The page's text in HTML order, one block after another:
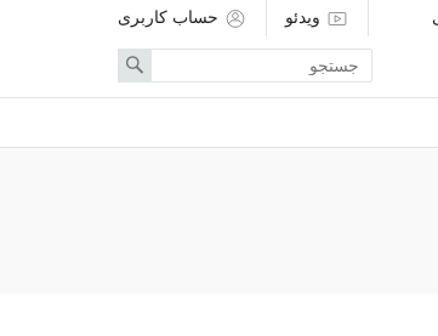
ویدئو حساب کاربری
search
term
Search